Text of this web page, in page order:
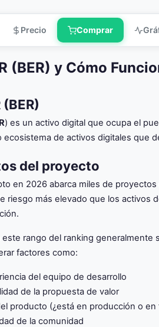
Precio Comprar
(BER) y Cómo
(BER)
) es un activo digital que ocupa el
de activos digitales que
del proyecto
en 2026 abarca miles de
riesgo más elevado que los activos
rango del ranking
factores como:
del equipo de desarrollo
de la propuesta de valor
producto (¿está en producción o en
de la comunidad